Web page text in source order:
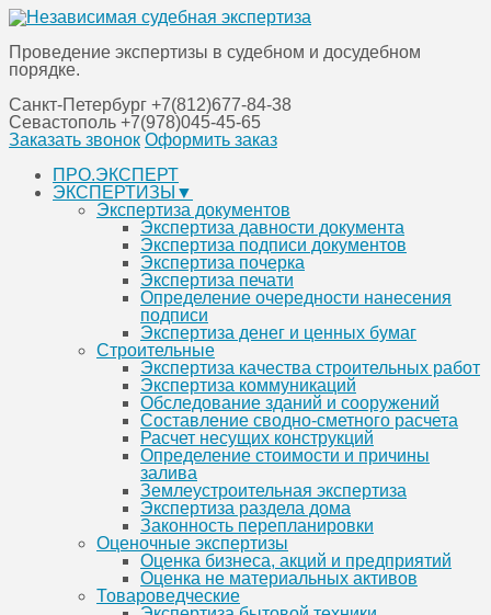
Проведение экспертизы в судебном и досудебном
порядке.
Санкт-Петербург +7(812)677-84-38
Севастополь +7(978)045-45-65
Заказать звонок Оформить заказ
Перейти
содержанию
ПРО.ЭКСПЕРТ
ЭКСПЕРТИЗЫ▼
Экспертиза документов
Экспертиза давности документа
Экспертиза подписи документов
Экспертиза почерка
Экспертиза печати
Определение очередности нанесения
подписи
Экспертиза денег и ценных бумаг
Строительные
Экспертиза качества строительных работ
Экспертиза коммуникаций
Обследование зданий и сооружений
Составление сводно-сметного расчета
Расчет несущих конструкций
Определение стоимости и причины
залива
Землеустроительная экспертиза
Экспертиза раздела дома
Законность перепланировки
Оценочные экспертизы
Оценка бизнеса, акций и предприятий
Оценка не материальных активов
Товароведческие